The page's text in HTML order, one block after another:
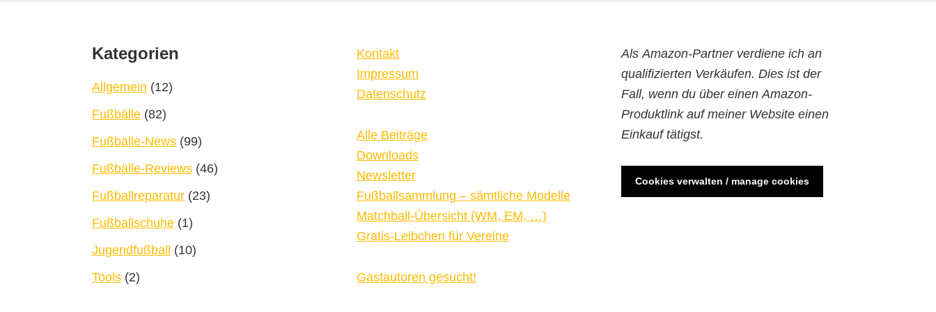
Kategorien
Allgemein (12)
Fußbälle (82)
Fußbälle-News (99)
Fußbälle-Reviews (46)
Fußballreparatur (23)
Fußballschuhe (1)
Jugendfußball (10)
Tools (2)
Kontakt
Impressum
Datenschutz
Alle Beiträge
Downloads
Newsletter
Fußballsammlung – sämtliche Modelle
Matchball-Übersicht (WM, EM, …)
Gratis-Leibchen für Vereine
Gastautoren gesucht!
Als Amazon-Partner verdiene ich an
qualifizierten Verkäufen. Dies ist der
Fall, wenn du über einen Amazon-
Produktlink auf meiner Website einen
Einkauf tätigst.
Cookies verwalten / manage cookies